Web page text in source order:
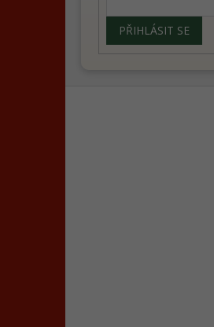
PŘIHLÁSIT SE